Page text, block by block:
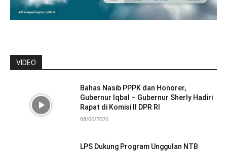
VIDEO
Bahas Nasib PPPK dan Honorer,
Gubernur Iqbal – Gubernur Sherly Hadiri
Rapat di Komisi II DPR RI
08/06/2026
LPS Dukung Program Unggulan NTB